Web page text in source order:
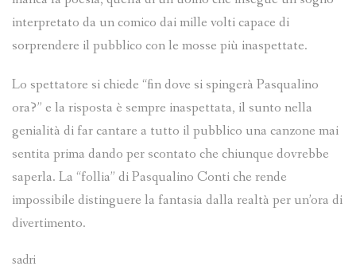
interpretato da un comico dai mille volti capace di
sorprendere il pubblico con le mosse più inaspettate.
Lo spettatore si chiede “fin dove si spingerà Pasqualino
ora?” e la risposta è sempre inaspettata, il sunto nella
genialità di far cantare a tutto il pubblico una canzone mai
sentita prima dando per scontato che chiunque dovrebbe
saperla. La “follia” di Pasqualino Conti che rende
impossibile distinguere la fantasia dalla realtà per un’ora di
divertimento.
sadri